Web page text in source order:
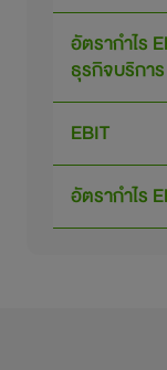
อัตรากำไร
ธุรกิจบริกา
EBIT
อัตรากำไร